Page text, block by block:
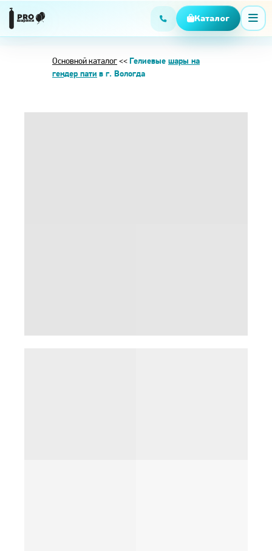
Основной каталог << Гелиевые шары на
гендер пати в г. Вологда